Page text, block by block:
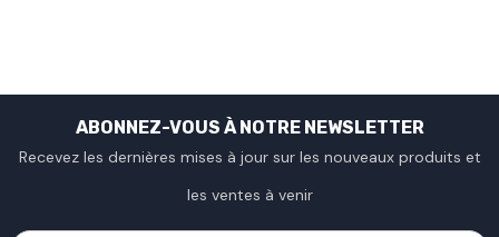
ABONNEZ-VOUS À NOTRE NEWSLETTER
Recevez les dernières mises à jour sur les nouveaux produits et
les ventes à venir